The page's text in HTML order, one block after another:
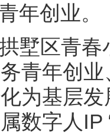
年创业。
墅区青
青年创
为基层
数字人IP